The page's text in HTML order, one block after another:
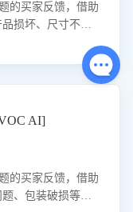
的买家反馈，借助
损坏、尺寸不符
著提升。
AI]
的买家反馈，借助
、包装破损等，